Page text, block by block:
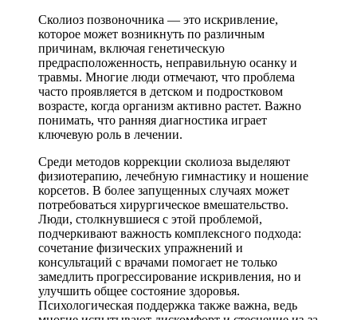
Сколиоз позвоночника — это искривление,
которое может возникнуть по различным
причинам, включая генетическую
предрасположенность, неправильную осанку и
травмы. Многие люди отмечают, что проблема
часто проявляется в детском и подростковом
возрасте, когда организм активно растет. Важно
понимать, что ранняя диагностика играет
ключевую роль в лечении.
Среди методов коррекции сколиоза выделяют
физиотерапию, лечебную гимнастику и ношение
корсетов. В более запущенных случаях может
потребоваться хирургическое вмешательство.
Люди, столкнувшиеся с этой проблемой,
подчеркивают важность комплексного подхода:
сочетание физических упражнений и
консультаций с врачами помогает не только
замедлить прогрессирование искривления, но и
улучшить общее состояние здоровья.
Психологическая поддержка также важна, ведь